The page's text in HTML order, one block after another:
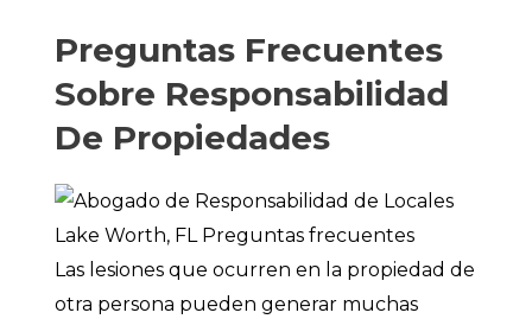
Preguntas Frecuentes
Sobre Responsabilidad
De Propiedades
Las lesiones que ocurren en la propiedad de
otra persona pueden generar muchas